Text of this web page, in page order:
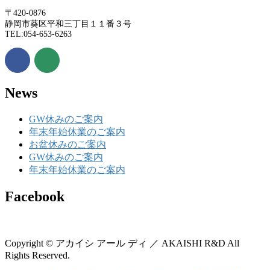
〒420-0876
静岡市葵区平和三丁目１１番３号
TEL:054-653-6263
News
GW休みのご案内
年末年始休業のご案内
お盆休みのご案内
GW休みのご案内
年末年始休業のご案内
Facebook
Copyright © アカイシ アール ディ ／ AKAISHI R&D All
Rights Reserved.